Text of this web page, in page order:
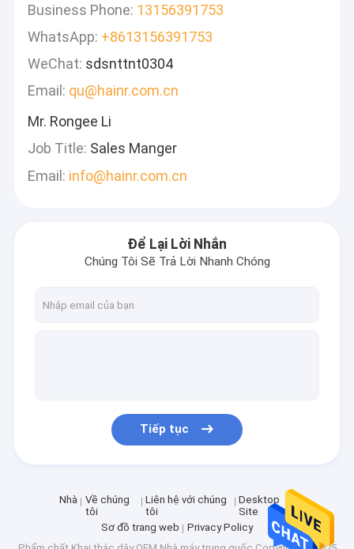
Business Phone: 13156391753
WhatsApp: +8613156391753
WeChat: sdsnttnt0304
Email: qu@hainr.com.cn
Mr. Rongee Li
Job Title: Sales Manger
Email: info@hainr.com.cn
Để Lại Lời Nhắn
Chúng Tôi Sẽ Trả Lời Nhanh Chóng
Tiếp tục
Nhà
Về chúng
tôi
Liên hệ với chúng
tôi
Desktop
Site
Sơ đồ trang web
Privacy Policy